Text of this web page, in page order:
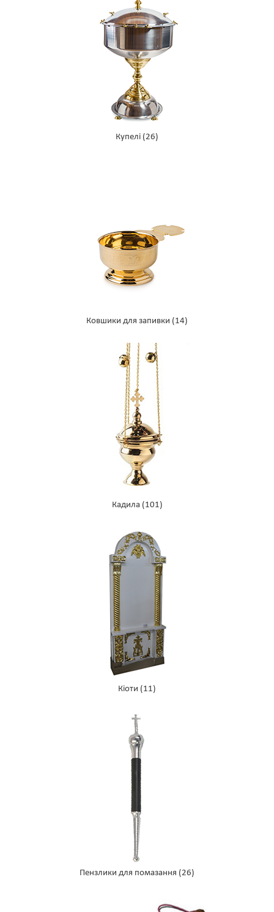
Купелі (26)
Ковшики для запивки (14)
Кадила (101)
Кіоти (11)
Пензлики для помазання (26)